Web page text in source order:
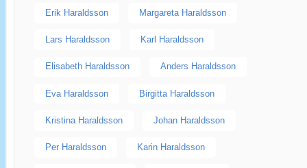
Erik Haraldsson Margareta Haraldsson
Lars Haraldsson Karl Haraldsson
Elisabeth Haraldsson Anders Haraldsson
Eva Haraldsson Birgitta Haraldsson
Kristina Haraldsson Johan Haraldsson
Per Haraldsson Karin Haraldsson